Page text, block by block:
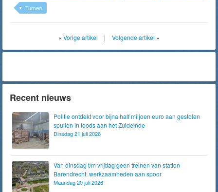
Turnen
« Vorige artikel | Volgende artikel »
Recent nieuws
Politie ontdekt voor bijna half miljoen euro aan gestolen
spullen in loods aan het Zuideinde
Dinsdag 21 juli 2026
Van dinsdag t/m vrijdag geen treinen van station
Barendrecht; werkzaamheden aan spoor
Maandag 20 juli 2026